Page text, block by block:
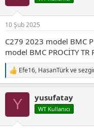
:
10 Şub 2025
C279 2023 model BMC
model BMC PROCİTY
T
e
Efe16, HasanTürkve
Y yusufatay
WT Kullanıcı